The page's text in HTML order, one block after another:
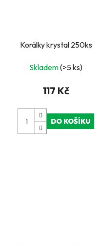
Korálky krystal 250ks
Skladem(>5 ks)
117 Kč
DO KOŠÍKU